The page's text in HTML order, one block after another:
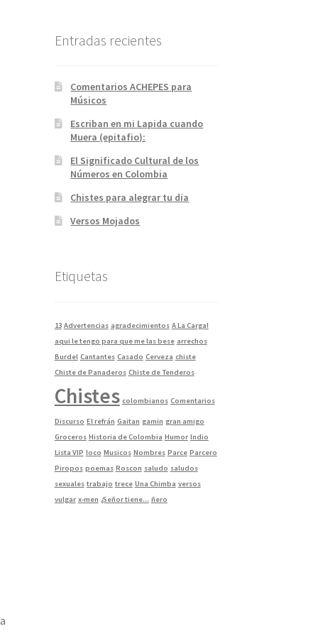
Entradas recientes
Comentarios ACHEPES para
Músicos
Escriban en mi Lapida cuando
Muera (epitafio):
El Significado Cultural de los
Números en Colombia
Chistes para alegrar tu dia
Versos Mojados
Etiquetas
13 Advertencias agradecimientos A La Carga!
aqui le tengo para que me las bese arrechos
Burdel Cantantes Casado Cerveza chiste
Chiste de Panaderos Chiste de Tenderos
Chistes colombianos Comentarios
Discurso El refrán Gaitan gamin gran amigo
Groceros Historia de Colombia Humor Indio
Lista VIP loco Musicos Nombres Parce Parcero
Piropos poemas Roscon saludo saludos
sexuales trabajo trece Una Chimba versos
vulgar x-men ¿Señor tiene... ñero